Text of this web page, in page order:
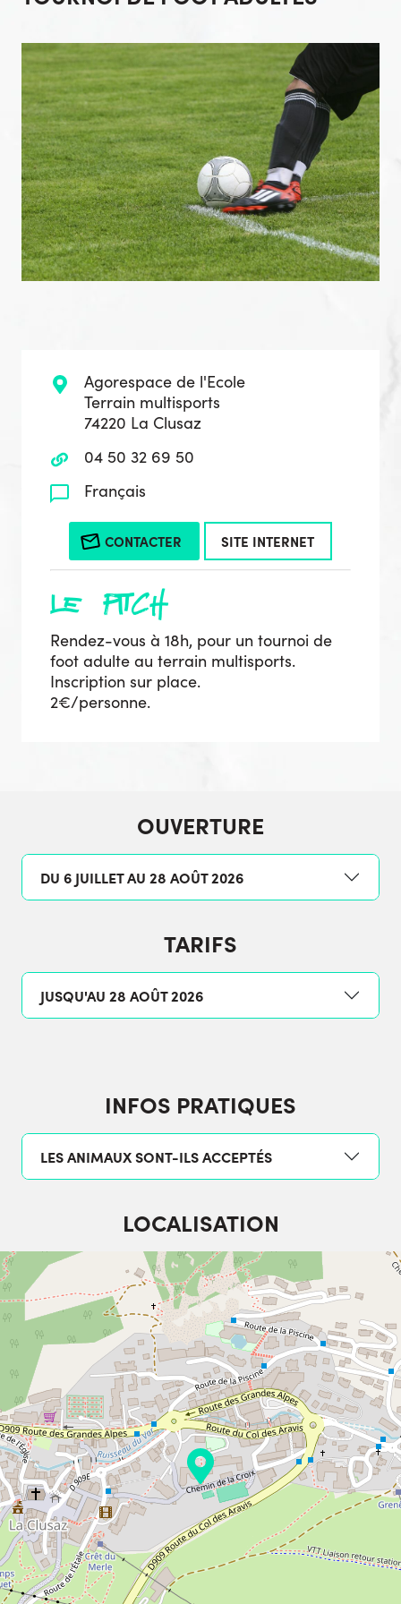
Agorespace de l'Ecole
Terrain multisports
74220 La Clusaz
04 50 32 69 50
Français
CONTACTER SITE INTERNET
le pitch
Rendez-vous à 18h, pour un tournoi de
foot adulte au terrain multisports.
Inscription sur place.
2€/personne.
OUVERTURE
DU 6 JUILLET AU 28 AOÛT 2026
TARIFS
JUSQU'AU 28 AOÛT 2026
INFOS PRATIQUES
LES ANIMAUX SONT-ILS ACCEPTÉS
LOCALISATION